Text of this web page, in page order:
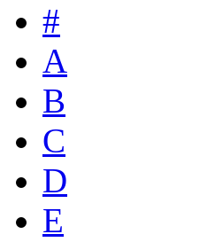
#
A
B
C
D
E